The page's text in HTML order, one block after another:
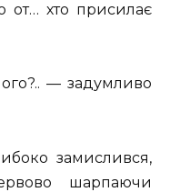
от… хто присилає
— задумливо
замислився,
шарпаючи